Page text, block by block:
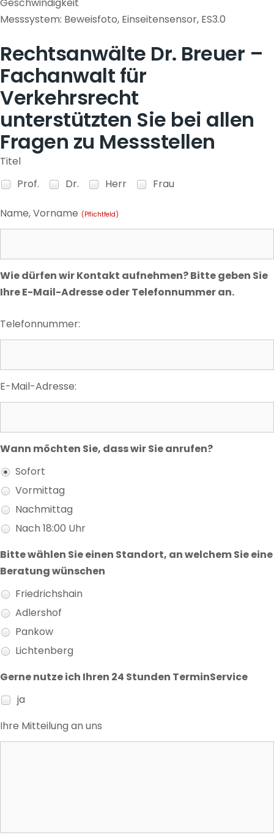
Messsystem: Beweisfoto, Einseitensensor, ES3.0
Rechtsanwälte Dr. Breuer –
Fachanwalt für
Verkehrsrecht
unterstützten Sie bei allen
Fragen zu Messstellen
Titel
Prof.
Dr. Herr Frau
Name, Vorname (Pflichtfeld)
Wie dürfen wir Kontakt aufnehmen? Bitte geben Sie
Ihre E-Mail-Adresse oder Telefonnummer an.
Telefonnummer:
E-Mail-Adresse:
Wann möchten Sie, dass wir Sie anrufen?
Sofort
Vormittag
Nachmittag
Nach 18:00 Uhr
Bitte wählen Sie einen Standort, an welchem Sie eine
Beratung wünschen
Friedrichshain
Adlershof
Pankow
Lichtenberg
Gerne nutze ich Ihren 24 Stunden TerminService
ja
Ihre Mitteilung an uns